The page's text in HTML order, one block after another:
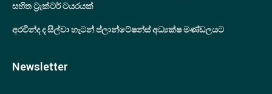
සහිත ට්‍රැක්ටර් ටයරයක්
අරවින්ද ද සිල්වා හැටන් ප්ලාන්ටේෂන්ස් අධ්‍යක්ෂ මණ්ඩලයට
Newsletter